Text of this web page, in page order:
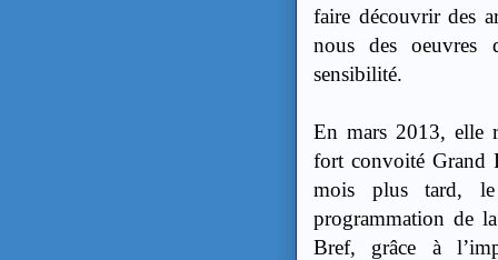
faire découvrir des
nous des oeuvres
sensibilité.
En mars 2013, elle
fort convoité Grand
mois plus tard, le
programmation de
Bref, grâce à